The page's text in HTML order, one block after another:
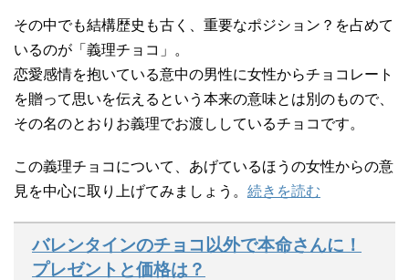
その中でも結構歴史も古く、重要なポジション？を占めて
いるのが「義理チョコ」。
恋愛感情を抱いている意中の男性に女性からチョコレート
を贈って思いを伝えるという本来の意味とは別のもので、
その名のとおりお義理でお渡ししているチョコです。
この義理チョコについて、あげているほうの女性からの意
見を中心に取り上げてみましょう。 続きを読む
バレンタインのチョコ以外で本命さんに！
プレゼントと価格は？